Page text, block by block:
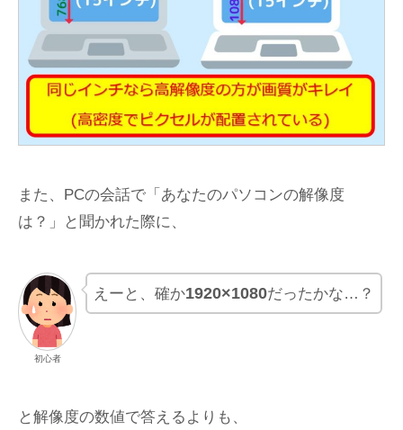
また、PCの会話で「あなたのパソコンの解像度
は？」と聞かれた際に、
初心者
えーと、確か1920×1080だったかな…？
と解像度の数値で答えるよりも、